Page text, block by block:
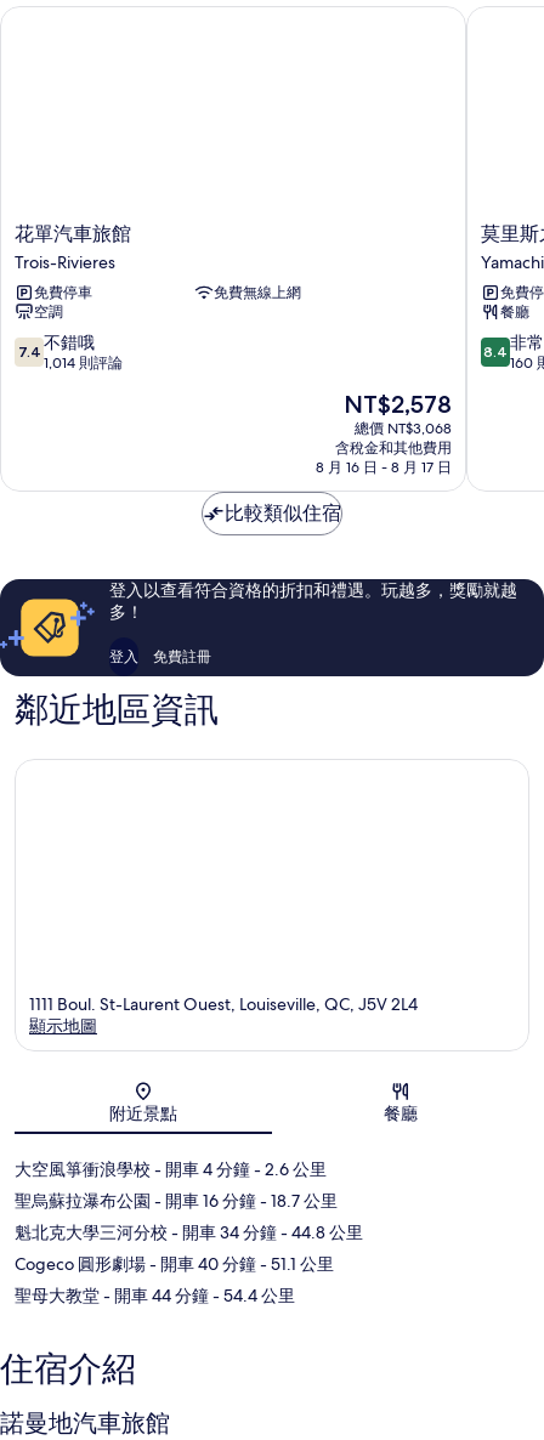
景
間
花
單
汽
車
旅
館
Trois-
花單汽車旅館
Trois-Rivieres
免費停車
免費無線上網
空調
7.4
分，
錯
評
論
7.4 不錯哦
1,014 則評論
現
在
價
格
為
NT$2,578
總價 NT$3,068
含稅金和其他費用
8 月 16 日 - 8 月 17 日
花單汽車旅館
莫
里
斯
之
門
飯
店
莫里斯
免費
餐廳
8.4
分，
常
評
論
8.4 非
160
莫里斯
比較類似住宿
登入以查看符合資格的折扣和禮遇。玩越多，獎勵就越
多！
登入 免費註冊
鄰近地區資訊
1111 Boul. St-Laurent Ouest, Louiseville, QC, J5V 2L4
顯示地圖
附近景點 餐廳
大空風箏衝浪學校 - 開車 4 分鐘- 2.6 公里
聖烏蘇拉瀑布公園 - 開車 16 分鐘- 18.7 公里
魁北克大學三河分校 - 開車 34 分鐘- 44.8 公里
Cogeco 圓形劇場- 開車 40 分鐘- 51.1 公里
聖母大教堂- 開車 44 分鐘- 54.4 公里
住宿介紹
諾曼地汽車旅館